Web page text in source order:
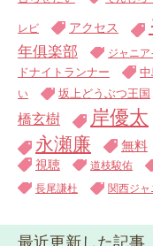
レビ アクセス
年俱楽部
ジャニア
ドナイトランナー
中
い
坂上どうぶつ王国
橋玄樹
岸優太
永瀬廉 無料
視聴
道枝駿佑
長尾謙杜 関西ジャ
最近更新した記事